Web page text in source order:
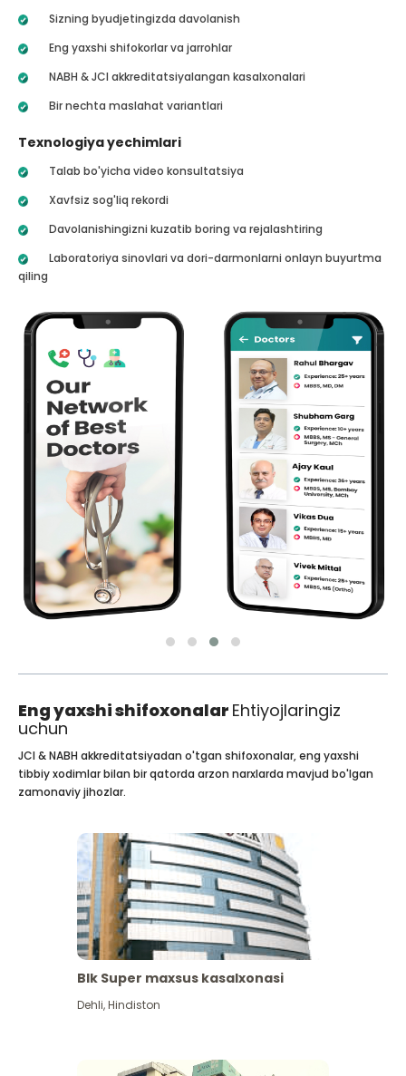
Sizning byudjetingizda davolanish
Eng yaxshi shifokorlar va jarrohlar
NABH & JCI akkreditatsiyalangan kasalxonalari
Bir nechta maslahat variantlari
Texnologiya yechimlari
Talab bo'yicha video konsultatsiya
Xavfsiz sog'liq rekordi
Davolanishingizni kuzatib boring va rejalashtiring
Laboratoriya sinovlari va dori-darmonlarni onlayn buyurtma
qiling
Eng yaxshi shifoxonalar Ehtiyojlaringiz
uchun
JCI & NABH akkreditatsiyadan o'tgan shifoxonalar, eng yaxshi
tibbiy xodimlar bilan bir qatorda arzon narxlarda mavjud bo'lgan
zamonaviy jihozlar.
Blk Super maxsus kasalxonasi
Dehli,Hindiston